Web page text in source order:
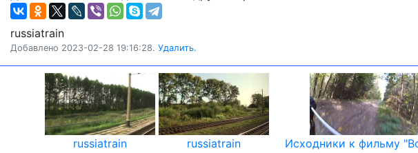
russiatrain
Добавлено 2023-02-28 19:16:28. Удалить.
russiatrain russiatrain
Исходники к фильму